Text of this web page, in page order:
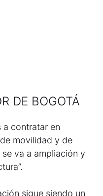
DE BOGOTÁ
a contratar en
movilidad y de
va a ampliación y
sigue siendo un